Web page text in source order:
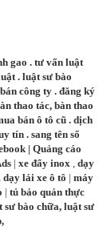
gao . tư vấn luật
. luật sư bào
công ty. đăng ký
thao tác, bàn thao
bán ô tô cũ. dịch
tín. sang tên sổ
| Quảng cáo
| xe đẩy inox , dạy
lái xe ô tô | máy
| tủ bảo quản thực
sư bào chữa, luật sư
,